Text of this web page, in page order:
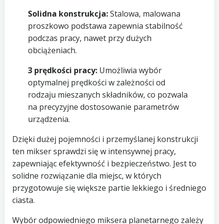
Solidna konstrukcja:Stalowa, malowana
proszkowo podstawa zapewnia stabilność
podczas pracy, nawet przy dużych
obciążeniach.
3 prędkości pracy:Umożliwia wybór
optymalnej prędkości w zależności od
rodzaju mieszanych składników, co pozwala
na precyzyjne dostosowanie parametrów
urządzenia.
Dzięki dużej pojemności i przemyślanej konstrukcji
ten mikser sprawdzi się w intensywnej pracy,
zapewniając efektywność i bezpieczeństwo. Jest to
solidne rozwiązanie dla miejsc, w których
przygotowuje się większe partie lekkiego i średniego
ciasta.
Wybór odpowiedniego miksera planetarnego zależy